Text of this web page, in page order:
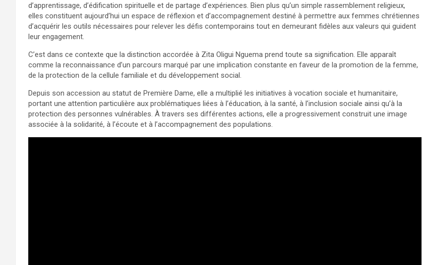
d’apprentissage, d’édification spirituelle et de partage d’expériences. Bien plus qu’un simple rassemblement religieux,
elles constituent aujourd’hui un espace de réflexion et d’accompagnement destiné à permettre aux femmes chrétiennes
d’acquérir les outils nécessaires pour relever les défis contemporains tout en demeurant fidèles aux valeurs qui guident
leur engagement.
C’est dans ce contexte que la distinction accordée à Zita Oligui Nguema prend toute sa signification. Elle apparaît
comme la reconnaissance d’un parcours marqué par une implication constante en faveur de la promotion de la femme,
de la protection de la cellule familiale et du développement social.
Depuis son accession au statut de Première Dame, elle a multiplié les initiatives à vocation sociale et humanitaire,
portant une attention particulière aux problématiques liées à l’éducation, à la santé, à l’inclusion sociale ainsi qu’à la
protection des personnes vulnérables. À travers ses différentes actions, elle a progressivement construit une image
associée à la solidarité, à l’écoute et à l’accompagnement des populations.